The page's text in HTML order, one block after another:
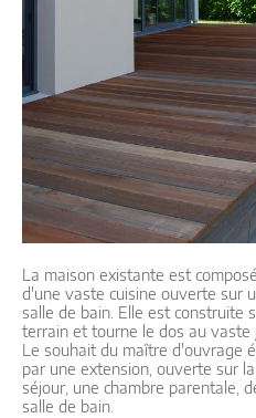
La maison existante est
d'une vaste cuisine ouverte sur
salle de bain. Elle est construite
terrain et tourne le dos au vaste
Le souhait du maître d'ouvrage
par une extension, ouverte sur
séjour, une chambre parentale,
salle de bain.